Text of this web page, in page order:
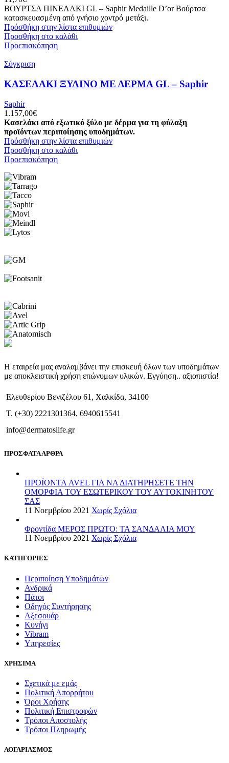
ΒΟΥΡΤΣΑ ΠΙΝΕΛΑΚΙ GL – Saphir Medaille D’or Βούρτσα
κατασκευασμένη από γνήσιο χοντρό μετάξι.
Πρόσθήκη στην λίστα επιθυμιών
Προσθήκη στο καλάθι
Προεπισκόπηση
Σύγκριση
ΚΑΣΕΛΑΚΙ ΞΥΛΙΝΟ ΜΕ ΔΕΡΜΑ GL – Saphir
Saphir
1.157,00€
Κασελάκι από εξωτικό ξύλο με δέρμα για τη φύλαξη
προϊόντων περιποίησης υποδημάτων.
Πρόσθήκη στην λίστα επιθυμιών
Προσθήκη στο καλάθι
Προεπισκόπηση
Η εταιρεία μας αναλαμβάνει την επισκευή όλων των υποδημάτων
με αποκλειστική χρήση επώνυμων υλικών. Εγγύηση.. αξιοπιστία!
Ελευθερίου Βενιζέλου 61, Χαλκίδα, 34100
T. (+30) 2221301364, 6940615541
info@dermatoslife.gr
ΠΡΟΣΦΑΤΑ ΑΡΘΡΑ
ΠΡΟΪΟΝΤΑ AVEL ΓΙΑ ΝΑ ΔΙΑΤΗΡΗΣΕΤΕ ΤΗΝ
ΟΜΟΡΦΙΑ ΤΟΥ ΕΣΩΤΕΡΙΚΟΥ ΤΟΥ ΑΥΤΟΚΙΝΗΤΟΥ
ΣΑΣ
11 Νοεμβρίου 2021 Χωρίς Σχόλια
Φροντίδα ΜΕΡΟΣ ΠΡΩΤΟ: ΤΑ ΣΑΝΔΑΛΙΑ ΜΟΥ
11 Νοεμβρίου 2021 Χωρίς Σχόλια
ΚΑΤΗΓΟΡΙΕΣ
Περιποίηση Υποδημάτων
Ανδρικά
Πάτοι
Οδηγός Συντήρησης
Αξεσουάρ
Κυνήγι
Vibram
Υπηρεσίες
ΧΡΗΣΙΜΑ
Σχετικά με εμάς
Πολιτική Απορρήτου
Όροι Χρήσης
Πολιτική Επιστροφών
Τρόποι Αποστολής
Τρόποι Πληρωμής
ΛΟΓΑΡΙΑΣΜΟΣ